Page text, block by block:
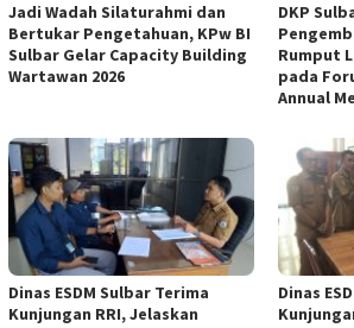
Jadi Wadah Silaturahmi dan
Bertukar Pengetahuan, KPw BI
Sulbar Gelar Capacity Building
Wartawan 2026
DKP
Rumput
pada
Annual
Dinas ESDM Sulbar Terima
Kunjungan RRI, Jelaskan
Dinas